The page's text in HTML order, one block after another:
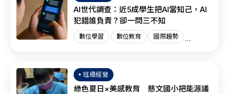
AI世代調查：近5成學生把AI當知己，AI
犯錯誰負責？卻一問三不知
數位學習 數位教育 國際趨勢
班級經營
綠色夏日×美感教育 慈文國小把能源議